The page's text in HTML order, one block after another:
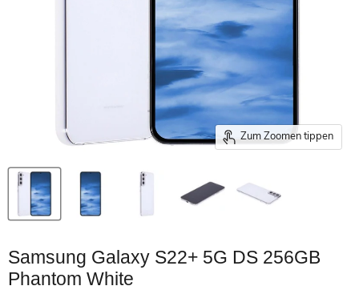
Zum Zoomen tippen
Samsung Galaxy S22+ 5G DS 256GB
Phantom White